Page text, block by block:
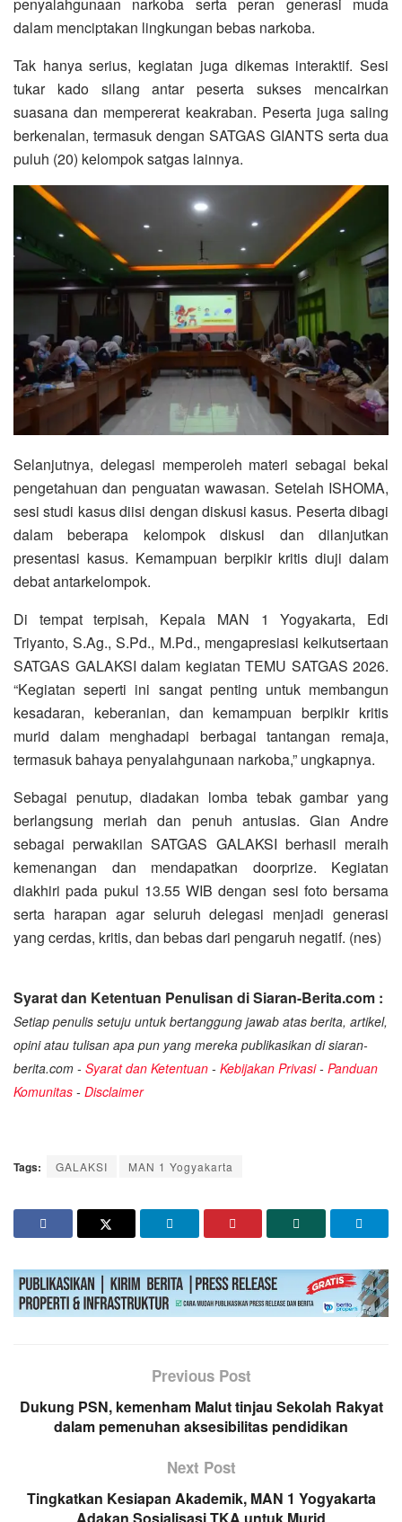
dalam menciptakan lingkungan bebas narkoba.
Tak hanya serius, kegiatan juga dikemas interaktif. Sesi
tukar kado silang antar peserta sukses mencairkan
suasana dan mempererat keakraban. Peserta juga saling
berkenalan, termasuk dengan SATGAS GIANTS serta dua
puluh (20) kelompok satgas lainnya.
Selanjutnya, delegasi memperoleh materi sebagai bekal
pengetahuan dan penguatan wawasan. Setelah ISHOMA,
sesi studi kasus diisi dengan diskusi kasus. Peserta dibagi
dalam beberapa kelompok diskusi dan dilanjutkan
presentasi kasus. Kemampuan berpikir kritis diuji dalam
debat antarkelompok.
Di tempat terpisah, Kepala MAN 1 Yogyakarta, Edi
Triyanto, S.Ag., S.Pd., M.Pd., mengapresiasi keikutsertaan
SATGAS GALAKSI dalam kegiatan TEMU SATGAS 2026.
“Kegiatan seperti ini sangat penting untuk membangun
kesadaran, keberanian, dan kemampuan berpikir kritis
murid dalam menghadapi berbagai tantangan remaja,
termasuk bahaya penyalahgunaan narkoba,” ungkapnya.
Sebagai penutup, diadakan lomba tebak gambar yang
berlangsung meriah dan penuh antusias. Gian Andre
sebagai perwakilan SATGAS GALAKSI berhasil meraih
kemenangan dan mendapatkan doorprize. Kegiatan
diakhiri pada pukul 13.55 WIB dengan sesi foto bersama
serta harapan agar seluruh delegasi menjadi generasi
yang cerdas, kritis, dan bebas dari pengaruh negatif. (nes)
Syarat dan Ketentuan Penulisan di Siaran-Berita.com :
Setiap penulis setuju untuk bertanggung jawab atas berita, artikel,
opini atau tulisan apa pun yang mereka publikasikan di siaran-
berita.com - Syarat dan Ketentuan - Kebijakan Privasi- Panduan
Komunitas - Disclaimer
Tags: GALAKSI MAN 1 Yogyakarta
Previous Post
Dukung PSN, kemenham Malut tinjau Sekolah Rakyat
dalam pemenuhan aksesibilitas pendidikan
Next Post
Tingkatkan Kesiapan Akademik, MAN 1 Yogyakarta